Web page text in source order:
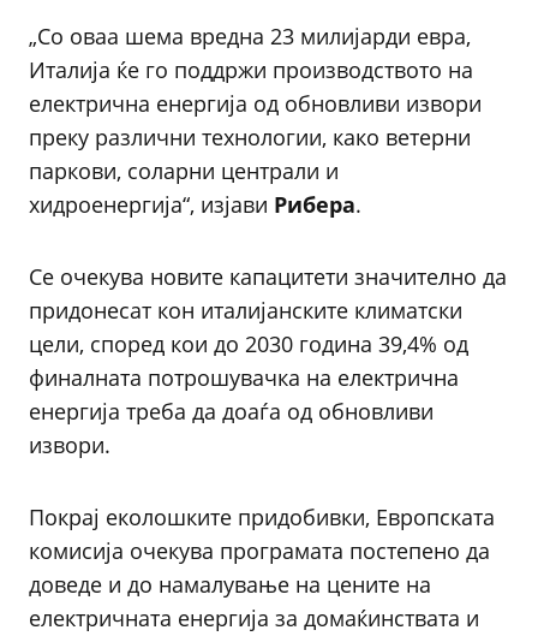
„Со оваа шема вредна 23 милијарди евра,
Италија ќе го поддржи производството на
електрична енергија од обновливи извори
преку различни технологии, како ветерни
паркови, соларни централи и
хидроенергија“, изјави Рибера.
Се очекува новите капацитети значително да
придонесат кон италијанските климатски
цели, според кои до 2030 година 39,4% од
финалната потрошувачка на електрична
енергија треба да доаѓа од обновливи
извори.
Покрај еколошките придобивки, Европската
комисија очекува програмата постепено да
доведе и до намалување на цените на
електричната енергија за домаќинствата и